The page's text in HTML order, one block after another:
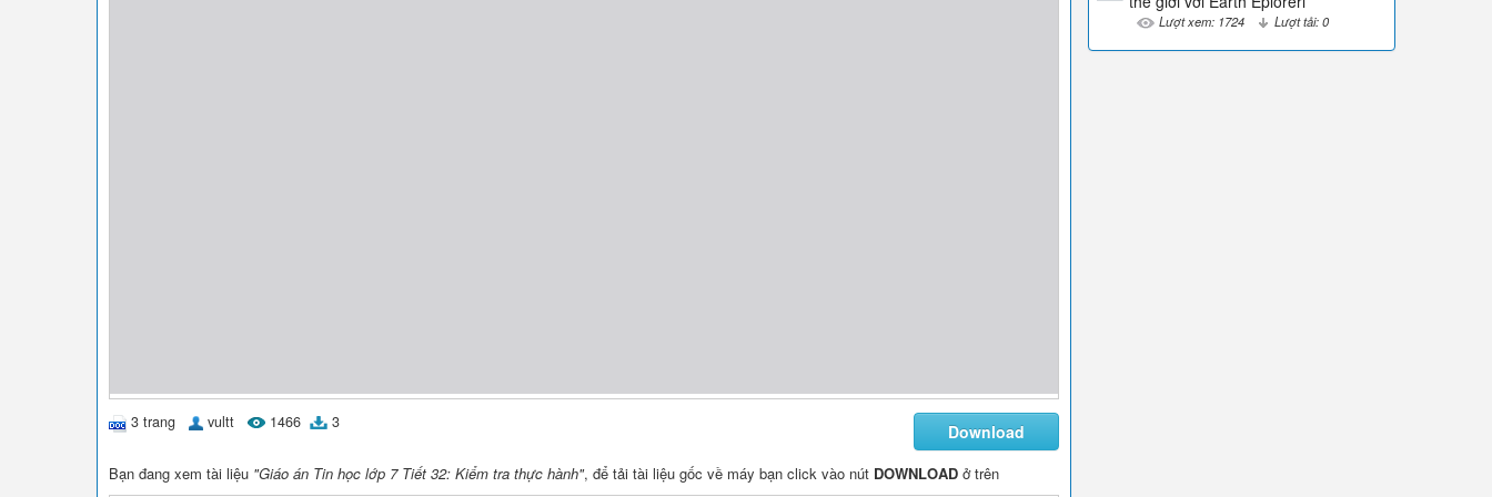
3 trang vultt 1466 3 Download
Bạn đang xem tài liệu "Giáo án Tin học lớp 7 Tiết 32: Kiểm tra thực hành", để tải tài liệu gốc về máy bạn click vào nút DOWNLOAD ở trên
Lượt xem: 1724 Lượt tải: 0